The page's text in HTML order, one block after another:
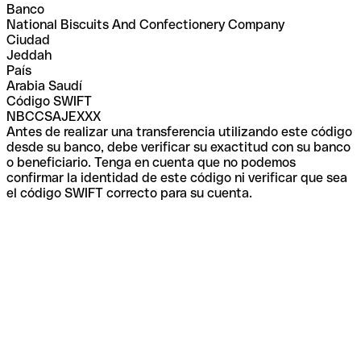
Banco
National Biscuits And Confectionery Company
Ciudad
Jeddah
País
Arabia Saudí
Código SWIFT
NBCCSAJEXXX
Antes de realizar una transferencia utilizando este código
desde su banco, debe verificar su exactitud con su banco
o beneficiario. Tenga en cuenta que no podemos
confirmar la identidad de este código ni verificar que sea
el código SWIFT correcto para su cuenta.